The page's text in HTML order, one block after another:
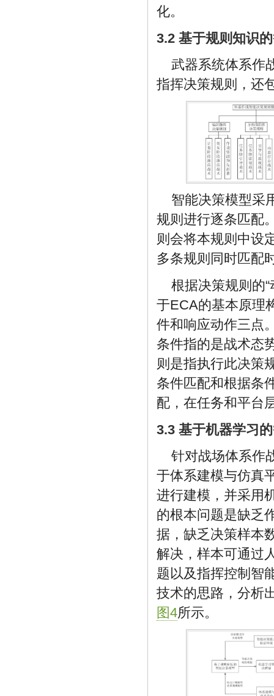
化。
3.2 基于规则知识
武器系统体系作
指挥决策规则，还
智能决策模型采
规则进行逐条匹配
则会将本规则中设
多条规则同时匹配
根据决策规则的
于ECA的基本原理
件和响应动作三点
条件指的是战术态
则是指执行此决策
条件匹配和根据条
配，在任务和平台
3.3 基于机器学习
针对战场体系作
于体系建模与仿真
进行建模，并采用
的根本问题是缺乏
据，缺乏决策样本
解决，样本可通过
题以及指挥控制智
技术的思路，分析
图4所示。